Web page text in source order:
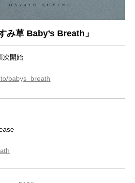
み草 Baby’s Breath」
次開始
babys_breath